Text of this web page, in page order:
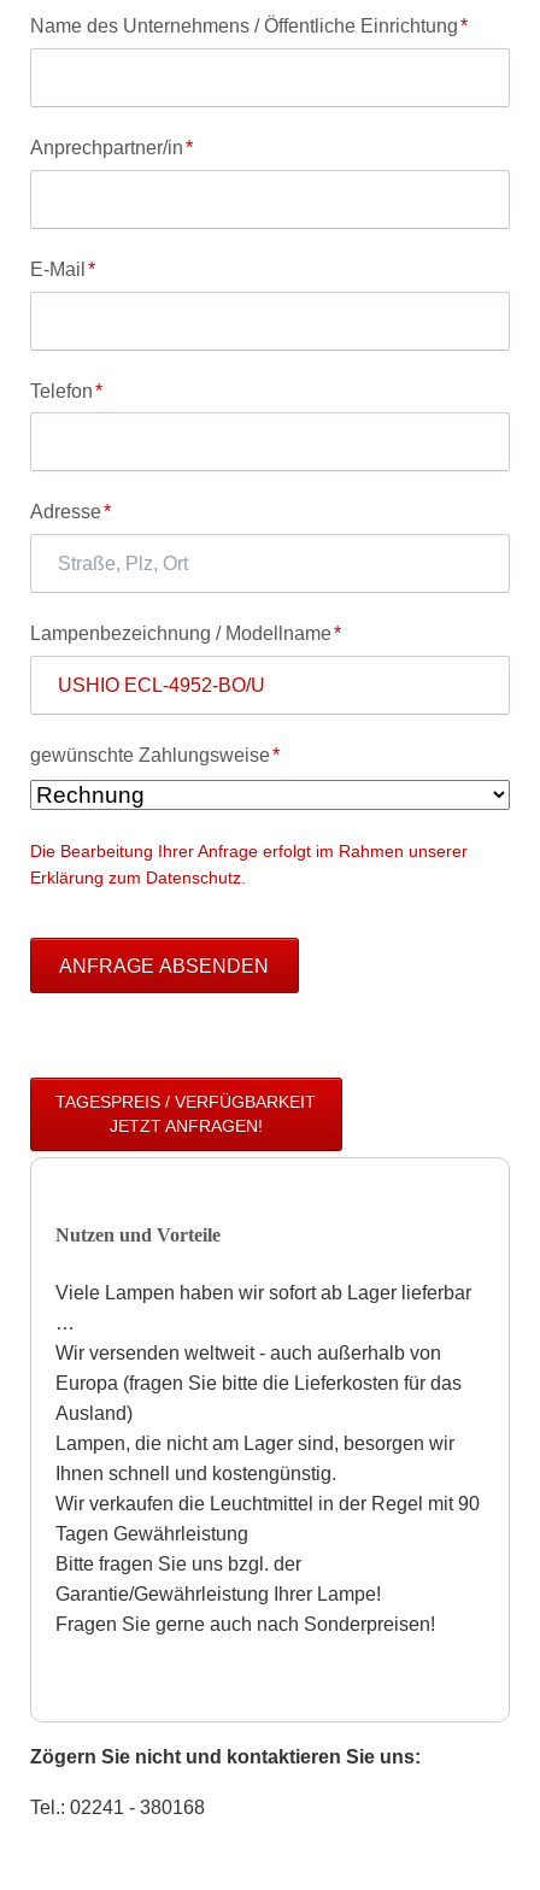
Pflichtfeld
Name des Unternehmens / Öffentliche Einrichtung*
Pflichtfeld
Anprechpartner/in*
Pflichtfeld
E-Mail*
Pflichtfeld
Telefon*
Pflichtfeld
Adresse*
Pflichtfeld
Lampenbezeichnung / Modellname*
Pflichtfeld
gewünschte Zahlungsweise*
Die Bearbeitung Ihrer Anfrage erfolgt im Rahmen unserer
Erklärung zum Datenschutz.
ANFRAGE ABSENDEN
TAGESPREIS / VERFÜGBARKEIT
JETZT ANFRAGEN!
Nutzen und Vorteile
Viele Lampen haben wir sofort ab Lager lieferbar
…
Wir versenden weltweit - auch außerhalb von
Europa (fragen Sie bitte die Lieferkosten für das
Ausland)
Lampen, die nicht am Lager sind, besorgen wir
Ihnen schnell und kostengünstig.
Wir verkaufen die Leuchtmittel in der Regel mit 90
Tagen Gewährleistung
Bitte fragen Sie uns bzgl. der
Garantie/Gewährleistung Ihrer Lampe!
Fragen Sie gerne auch nach Sonderpreisen!
Zögern Sie nicht und kontaktieren Sie uns:
Tel.: 02241 - 380168